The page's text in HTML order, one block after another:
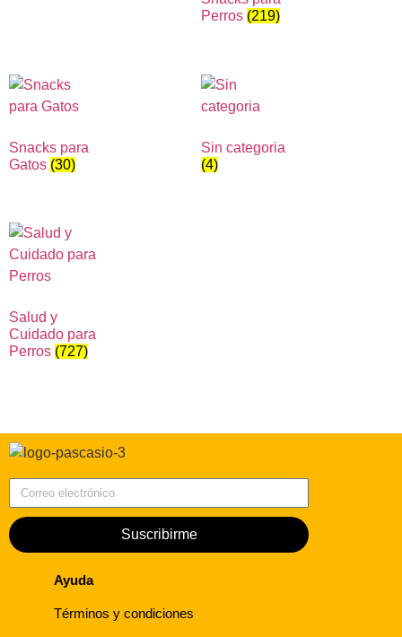
Perros (219)
Snacks para
Gatos (30)
Sin categoria
(4)
Salud y
Cuidado para
Perros (727)
Suscribirme
Ayuda
Términos y condiciones